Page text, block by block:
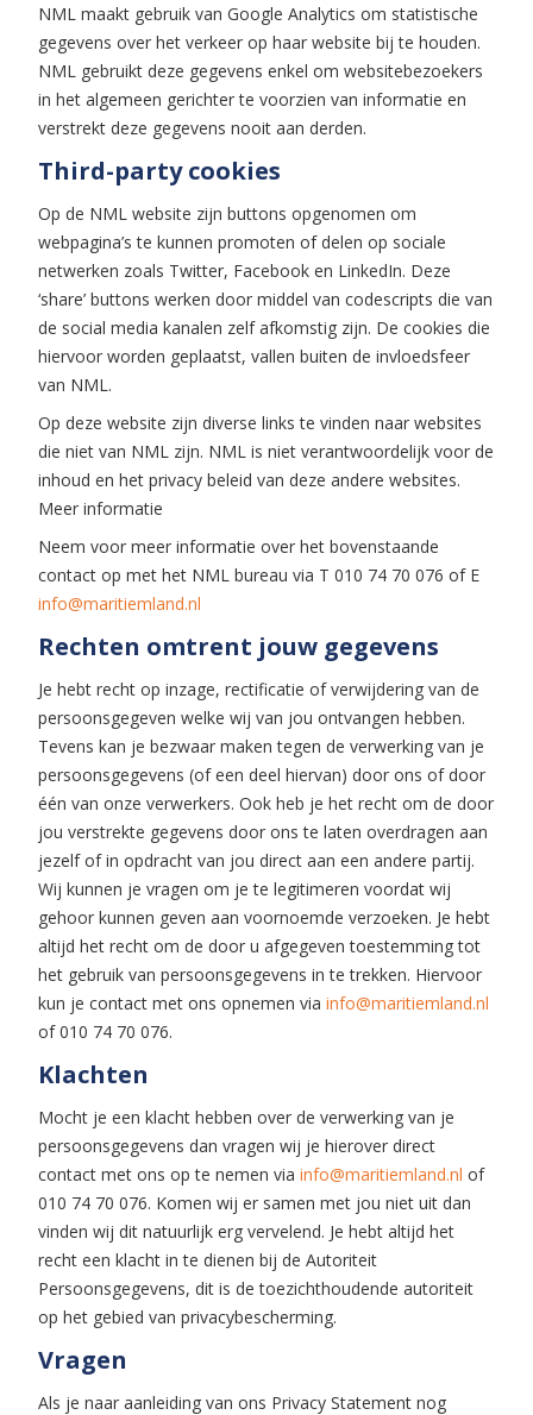
NML maakt gebruik van Google Analytics om statistische
gegevens over het verkeer op haar website bij te houden.
NML gebruikt deze gegevens enkel om websitebezoekers
in het algemeen gerichter te voorzien van informatie en
verstrekt deze gegevens nooit aan derden.
Third-party cookies
Op de NML website zijn buttons opgenomen om
webpagina’s te kunnen promoten of delen op sociale
netwerken zoals Twitter, Facebook en LinkedIn. Deze
‘share’ buttons werken door middel van codescripts die van
de social media kanalen zelf afkomstig zijn. De cookies die
hiervoor worden geplaatst, vallen buiten de invloedsfeer
van NML.
Op deze website zijn diverse links te vinden naar websites
die niet van NML zijn. NML is niet verantwoordelijk voor de
inhoud en het privacy beleid van deze andere websites.
Meer informatie
Neem voor meer informatie over het bovenstaande
contact op met het NML bureau via T 010 74 70 076 of E
info@maritiemland.nl
Rechten omtrent jouw gegevens
Je hebt recht op inzage, rectificatie of verwijdering van de
persoonsgegeven welke wij van jou ontvangen hebben.
Tevens kan je bezwaar maken tegen de verwerking van je
persoonsgegevens (of een deel hiervan) door ons of door
één van onze verwerkers. Ook heb je het recht om de door
jou verstrekte gegevens door ons te laten overdragen aan
jezelf of in opdracht van jou direct aan een andere partij.
Wij kunnen je vragen om je te legitimeren voordat wij
gehoor kunnen geven aan voornoemde verzoeken. Je hebt
altijd het recht om de door u afgegeven toestemming tot
het gebruik van persoonsgegevens in te trekken. Hiervoor
kun je contact met ons opnemen via info@maritiemland.nl
of 010 74 70 076.
Klachten
Mocht je een klacht hebben over de verwerking van je
persoonsgegevens dan vragen wij je hierover direct
contact met ons op te nemen via info@maritiemland.nl of
010 74 70 076. Komen wij er samen met jou niet uit dan
vinden wij dit natuurlijk erg vervelend. Je hebt altijd het
recht een klacht in te dienen bij de Autoriteit
Persoonsgegevens, dit is de toezichthoudende autoriteit
op het gebied van privacybescherming.
Vragen
Als je naar aanleiding van ons Privacy Statement nog